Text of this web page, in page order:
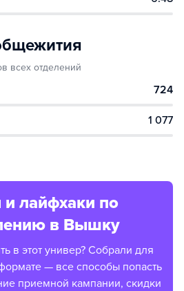
всех отделений
724
1 077
лайфхаки по
в Вышку
в этот универ? Собрали для
— все способы попасть
приемной кампании, скидки